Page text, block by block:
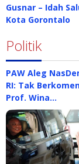
Gusnar – Idah
Kota Gorontalo
Politik
PAW Aleg
RI: Tak
Prof. Wina…